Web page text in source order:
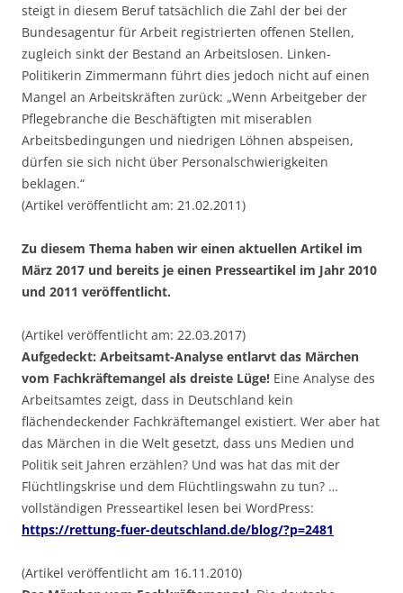
steigt in diesem Beruf tatsächlich die Zahl der bei der
Bundesagentur für Arbeit registrierten offenen Stellen,
zugleich sinkt der Bestand an Arbeitslosen. Linken-
Politikerin Zimmermann führt dies jedoch nicht auf einen
Mangel an Arbeitskräften zurück: „Wenn Arbeitgeber der
Pflegebranche die Beschäftigten mit miserablen
Arbeitsbedingungen und niedrigen Löhnen abspeisen,
dürfen sie sich nicht über Personalschwierigkeiten
beklagen.“
(Artikel veröffentlicht am: 21.02.2011)
Zu diesem Thema haben wir einen aktuellen Artikel im
März 2017 und bereits je einen Presseartikel im Jahr 2010
und 2011 veröffentlicht.
(Artikel veröffentlicht am: 22.03.2017)
Aufgedeckt: Arbeitsamt-Analyse entlarvt das Märchen
vom Fachkräftemangel als dreiste Lüge! Eine Analyse des
Arbeitsamtes zeigt, dass in Deutschland kein
flächendeckender Fachkräftemangel existiert. Wer aber hat
das Märchen in die Welt gesetzt, dass uns Medien und
Politik seit Jahren erzählen? Und was hat das mit der
Flüchtlingskrise und dem Flüchtlingswahn zu tun? …
vollständigen Presseartikel lesen bei WordPress:
https://rettung-fuer-deutschland.de/blog/?p=2481
(Artikel veröffentlicht am 16.11.2010)